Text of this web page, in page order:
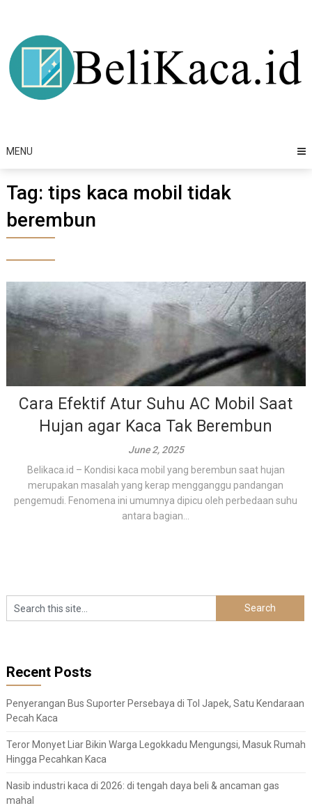
content
MENU
Tag: tips kaca mobil tidak
berembun
Cara Efektif Atur Suhu AC Mobil Saat
Hujan agar Kaca Tak Berembun
June 2, 2025
Belikaca.id – Kondisi kaca mobil yang berembun saat hujan
merupakan masalah yang kerap mengganggu pandangan
pengemudi. Fenomena ini umumnya dipicu oleh perbedaan suhu
antara bagian...
Recent Posts
Penyerangan Bus Suporter Persebaya di Tol Japek, Satu Kendaraan
Pecah Kaca
Teror Monyet Liar Bikin Warga Legokkadu Mengungsi, Masuk Rumah
Hingga Pecahkan Kaca
Nasib industri kaca di 2026: di tengah daya beli & ancaman gas
mahal